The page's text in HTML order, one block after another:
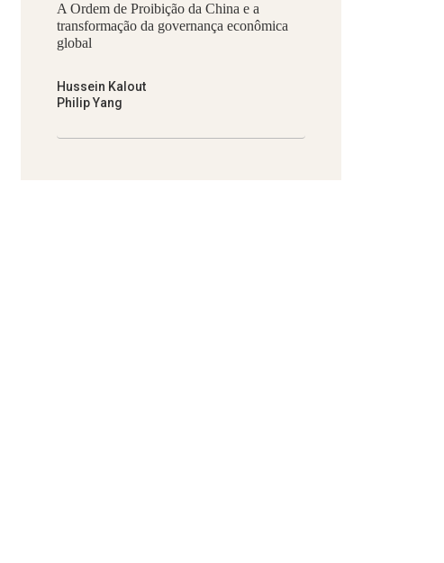
A Ordem de Proibição da China e a
transformação da governança econômica
global
Hussein Kalout
Philip Yang